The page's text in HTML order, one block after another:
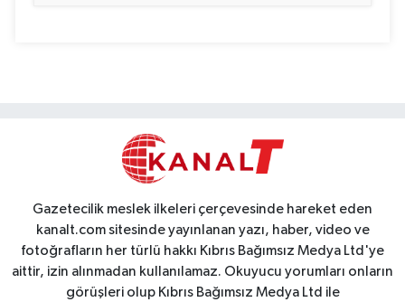
Gazetecilik meslek ilkeleri çerçevesinde hareket eden
kanalt.com sitesinde yayınlanan yazı, haber, video ve
fotoğrafların her türlü hakkı Kıbrıs Bağımsız Medya Ltd'ye
aittir, izin alınmadan kullanılamaz. Okuyucu yorumları onların
görüşleri olup Kıbrıs Bağımsız Medya Ltd ile